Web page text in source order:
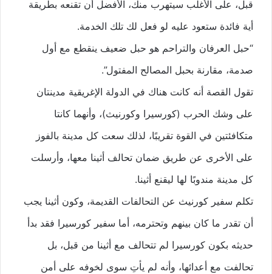
قبل، على الأغلب سيتهرب منك، الأفضل أن تقنعه بطريقة
أية فائدة ستعود عليه لو فعل لك تلك الخدمة.
“حبل العرفان والتراحم هو حبل ضعيف ينقطع مع أول
صدمة، مقارنة بحبل المصالح المفتول”.
تقول القصة أنه كانت هناك في الدولة الإغريقية مدينتان
على وشك الحرب (كورسيرا وكورنيث)، وأنهما كانتا
متكافئتين في القوة تقريبًا، لذلك سعت كل مدينة بالفوز
على الأخرى عن طريق ضمان تحالف أثينا معها، وأرسلت
كل مدينة مندوبًا لها ليقنع أثينا.
تكلم سفير كورنيث عن التحالفات القديمة، وكون أثينا يجب
أن تقدر ما كان بينهم وتحترمه، أما سفير كورسيرا فقد بدأ
حديثه بكون كورسيرا لم تتحالف مع أثينا من قبل، بل
تحالفت مع أعدائها، وأنه لم يأتِ سوى لخوفه على أمن